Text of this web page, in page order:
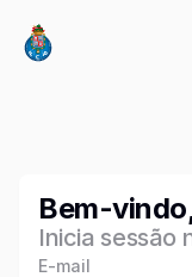
Bem-
Inicia sessão
E-mail